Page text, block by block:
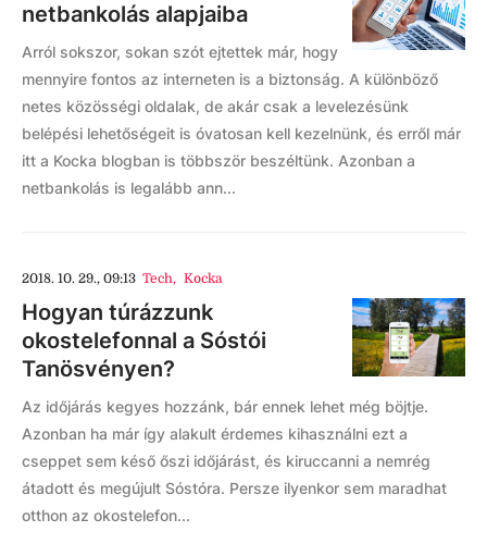
netbankolás alapjaiba
Arról sokszor, sokan szót ejtettek már, hogy
mennyire fontos az interneten is a biztonság. A különböző
netes közösségi oldalak, de akár csak a levelezésünk
belépési lehetőségeit is óvatosan kell kezelnünk, és erről már
itt a Kocka blogban is többször beszéltünk. Azonban a
netbankolás is legalább ann...
2018. 10. 29., 09:13 Tech, Kocka
Hogyan túrázzunk
okostelefonnal a Sóstói
Tanösvényen?
Az időjárás kegyes hozzánk, bár ennek lehet még böjtje.
Azonban ha már így alakult érdemes kihasználni ezt a
cseppet sem késő őszi időjárást, és kiruccanni a nemrég
átadott és megújult Sóstóra. Persze ilyenkor sem maradhat
otthon az okostelefon...